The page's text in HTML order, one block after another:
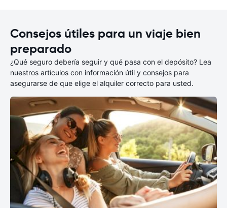
Consejos útiles para un viaje bien
preparado
¿Qué seguro debería seguir y qué pasa con el depósito? Lea
nuestros artículos con información útil y consejos para
asegurarse de que elige el alquiler correcto para usted.